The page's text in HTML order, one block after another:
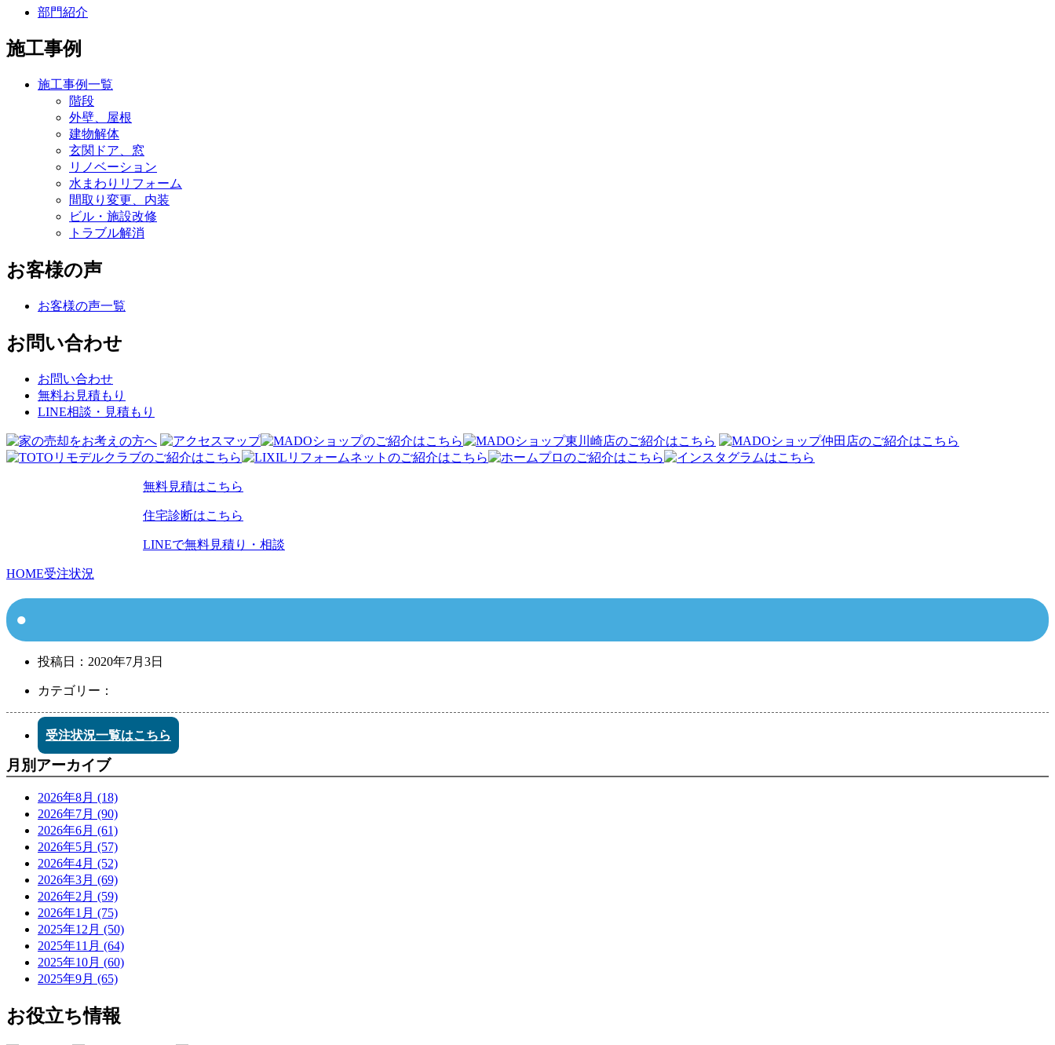
部門紹介
施工事例
施工事例一覧
階段
外壁、屋根
建物解体
玄関ドア、窓
リノベーション
水まわりリフォーム
間取り変更、内装
ビル・施設改修
トラブル解消
お客様の声
お客様の声一覧
お問い合わせ
お問い合わせ
無料お見積もり
LINE相談・見積もり
無料見積はこちら
住宅診断はこちら
LINEで無料見積り・相談
HOME受注状況
投稿日： 2020年7月3日
カテゴリー：
受注状況一覧はこちら
月別アーカイブ
2026年8月 (18)
2026年7月 (90)
2026年6月 (61)
2026年5月 (57)
2026年4月 (52)
2026年3月 (69)
2026年2月 (59)
2026年1月 (75)
2025年12月 (50)
2025年11月 (64)
2025年10月 (60)
2025年9月 (65)
お役立ち情報